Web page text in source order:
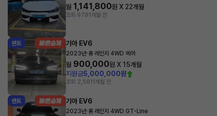
월 1,141,800원 X 22개월
조회 9791개월 전
렌트 기아 EV6
2023년·롱 레인지 4WD 에어
월 900,000원 X 15개월
지원금5,000,000원
조회 2,581 1개월 전
렌트 기아 EV6
2023년·롱 레인지 4WD GT-Line